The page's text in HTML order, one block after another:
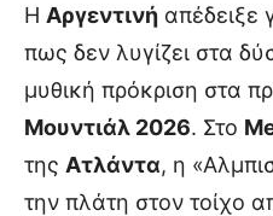
Η Αργεντινή απέδειξε
πως δεν λυγίζει στα
μυθική πρόκριση στα
Μουντιάλ 2026. Στο
της Ατλάντα, η
την πλάτη στον τοίχο